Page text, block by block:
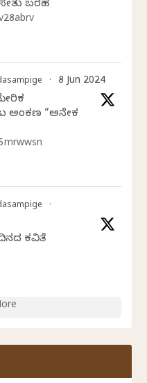
ಬರಹ
· 8 Jun 2024
ಅಂಕಣ “ಅನೇಕ
·
ಕವಿತೆ